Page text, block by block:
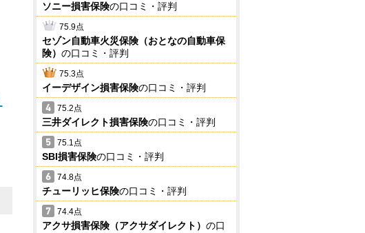
ソニー損害保険の口コミ・評判
75.9点
セゾン自動車火災保険（おとなの自動車保
険） の口コミ・評判
75.3点
イーデザイン損害保険の口コミ・評判
75.2点
三井ダイレクト損害保険の口コミ・評判
75.1点
SBI損害保険の口コミ・評判
74.8点
チューリッヒ保険の口コミ・評判
74.4点
アクサ損害保険（アクサダイレクト） の口